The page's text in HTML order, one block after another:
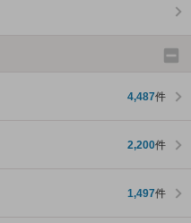
4,487件
2,200件
1,497件